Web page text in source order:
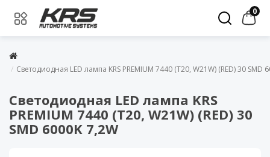
0
Светодиодная LED лампа KRS PREMIUM 7440 (T20, W21W) (RED) 30 SMD
Светодиодная LED лампа KRS
PREMIUM 7440 (T20, W21W) (RED) 30
SMD 6000K 7,2W